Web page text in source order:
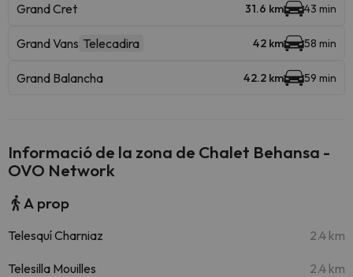
Grand Cret 31.6 km 43 min
Grand Vans Telecadira 42 km 58 min
Grand Balancha 42.2 km 59 min
Informació de la zona de Chalet Behansa -
OVO Network
A prop
Telesquí Charniaz 2.4 km
Telesilla Mouilles 2.4 km